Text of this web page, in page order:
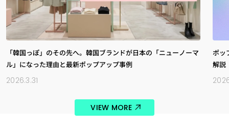
「韓国っぽ」のその先へ。韓国ブランドが日本の「ニューノーマ
ル」になった理由と最新ポップアップ事例
2026.3.31
ポッ
解説
VIEW MORE